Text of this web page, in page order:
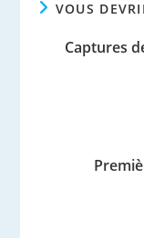
VOUS
Captures